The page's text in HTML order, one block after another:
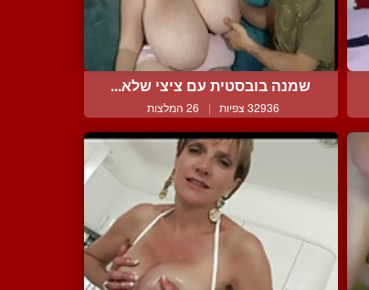
שמנה בובסטית עם ציצי שלא...
32936 צפיות | 26 המלצות